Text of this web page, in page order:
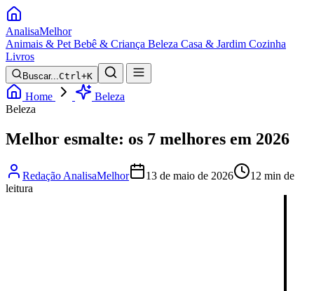
AnalisaMelhor
Animais & Pet Bebê & Criança Beleza Casa & Jardim Cozinha
Livros
Buscar...Ctrl+K
Home
Beleza
Beleza
Melhor esmalte: os 7 melhores em 2026
Redação AnalisaMelhor 13 de maio de 2026
12 min de
leitura